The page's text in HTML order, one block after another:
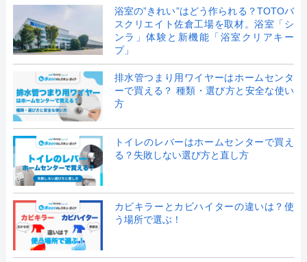
浴室の”きれい”はどう作られる？TOTOバ
スクリエイト佐倉工場を取材。浴室「シ
ンラ」体験と新機能「浴室クリアキー
プ」
排水管つまり用ワイヤーはホームセンタ
ーで買える？ 種類・選び方と安全な使い
方
トイレのレバーはホームセンターで買え
る？失敗しない選び方と直し方
カビキラーとカビハイターの違いは？使
う場所で選ぶ！